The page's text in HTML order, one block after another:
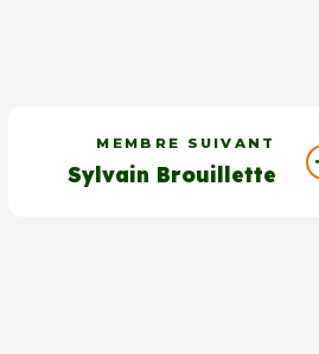
MEMBRE SUIVANT
Sylvain Brouillette